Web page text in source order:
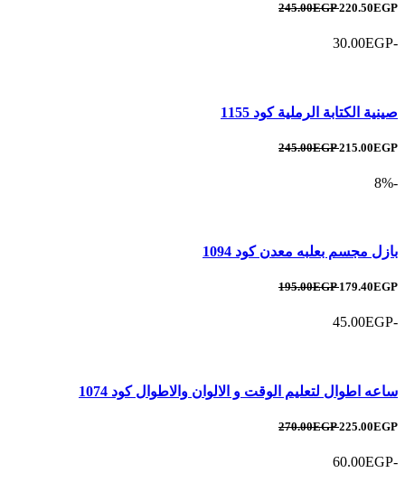
245.00EGP220.50EGP
-30.00EGP
صينية الكتابة الرملية كود 1155
245.00EGP215.00EGP
-8%
بازل مجسم بعلبه معدن كود 1094
195.00EGP179.40EGP
-45.00EGP
ساعه اطوال لتعليم الوقت و الالوان والاطوال كود 1074
270.00EGP225.00EGP
-60.00EGP